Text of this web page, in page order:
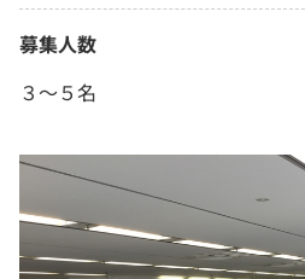
募集人数
３～５名